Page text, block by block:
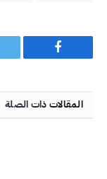
فيسبوك
المقالاتذات الصلة